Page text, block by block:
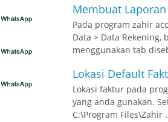
Membuat
Pada program zahir
Data > Data
menggunakan tab
Lokasi Default
Lokasi faktur pada
yang anda gunakan.
C:\Program